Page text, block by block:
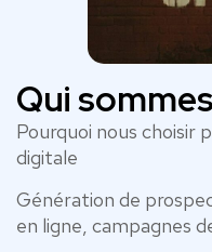
Qui
Pourquoi nous choisir
digitale
Génération de
en ligne, campagnes